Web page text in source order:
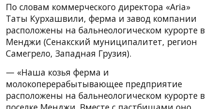
По словам коммерческого директора «Aria»
Таты Курхашвили, ферма и завод компании
расположены на бальнеологическом курорте в
Менджи (Сенакский муниципалитет, регион
Самегрело, Западная Грузия).
— «Наша козья ферма и
молокоперерабытывающее предприятие
расположены на бальнеологическом курорте в